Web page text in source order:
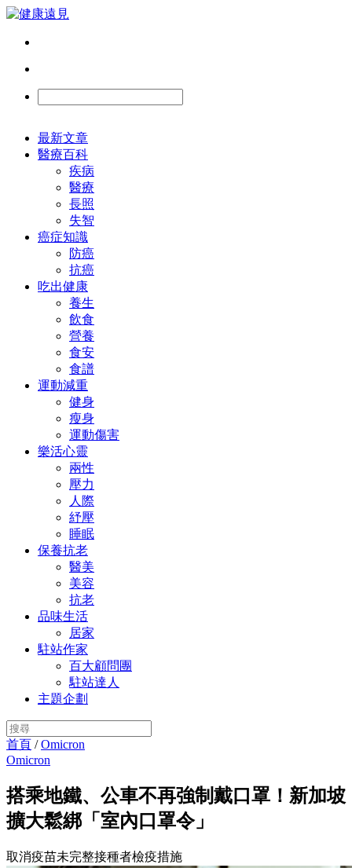
最新文章
醫療百科
疾病
醫療
長照
失智
癌症知識
防癌
抗癌
吃出健康
養生
飲食
營養
食安
食譜
運動減重
健身
瘦身
運動傷害
樂活心靈
兩性
壓力
人際
紓壓
睡眠
保養抗老
醫美
美容
抗老
品味生活
居家
駐站作家
百大顧問團
駐站達人
主題企劃
首頁 /Omicron
Omicron
搭乘地鐵、公車不再強制戴口罩！新加坡
擴大鬆綁「室內口罩令」
取消疫苗未完整接種者檢疫措施